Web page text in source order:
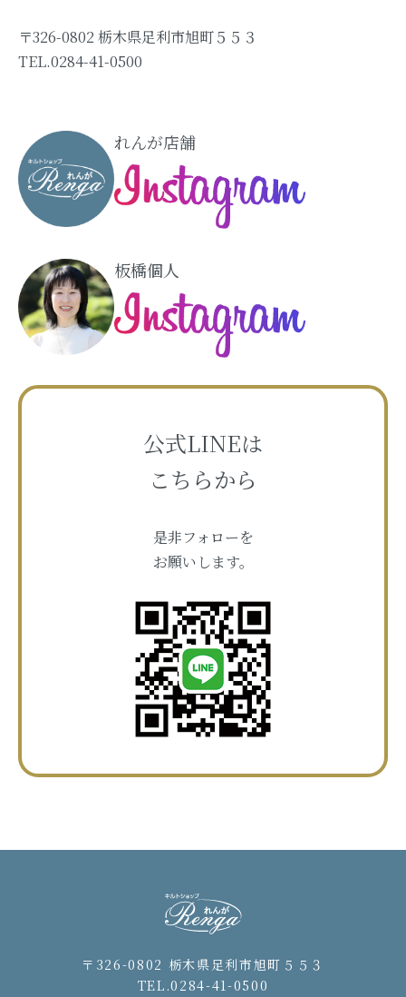
〒326-0802 栃木県足利市旭町５５３
TEL.0284-41-0500
れんが店舗
板橋個人
公式LINEは
こちらから
是非フォローを
お願いします。
〒326-0802 栃木県足利市旭町５５３
TEL.0284-41-0500